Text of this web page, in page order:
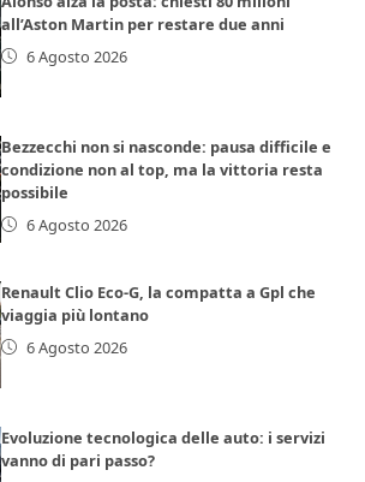
all’Aston Martin per restare due anni
6 Agosto 2026
Bezzecchi non si nasconde: pausa difficile e
condizione non al top, ma la vittoria resta
possibile
6 Agosto 2026
Renault Clio Eco-G, la compatta a Gpl che
viaggia più lontano
6 Agosto 2026
Evoluzione tecnologica delle auto: i servizi
vanno di pari passo?